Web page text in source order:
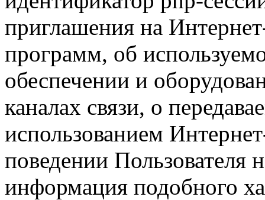
приглашения на
программ, об
обеспечении и
каналах связи, о
использованием
поведении Пользователя
информация подобного